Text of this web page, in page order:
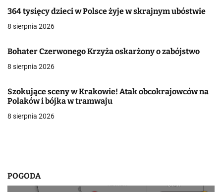
a
c
j
a
p
i
364 tysięcy dzieci w Polsce żyje w skrajnym ubóstwie
8 sierpnia 2026
Bohater Czerwonego Krzyża oskarżony o zabójstwo
8 sierpnia 2026
Szokujące sceny w Krakowie! Atak obcokrajowców na
Polaków i bójka w tramwaju
8 sierpnia 2026
POGODA